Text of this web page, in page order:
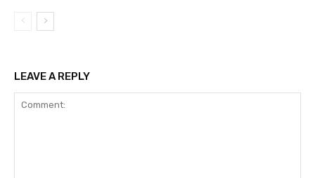
LEAVE A REPLY